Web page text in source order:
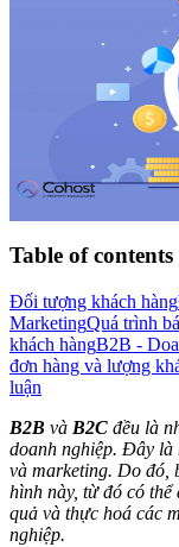
Table of contents
Đối tượng khách hàng
MarketingQuá trình
khách hàngB2B -
đơn hàng và lượng
luận
B2B và B2C đều là
doanh nghiệp. Đây là
và marketing. Do đó,
hình này, từ đó có
quả và thực hoá các
nghiệp.